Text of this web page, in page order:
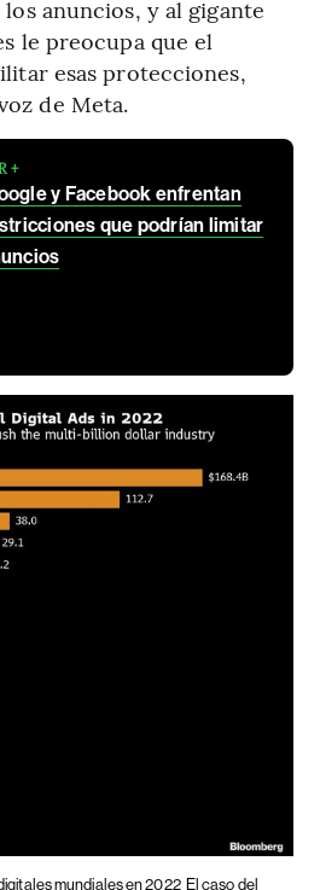
anuncios, y al gigante
le preocupa que el
esas protecciones,
de Meta.
+
y Facebook enfrentan
que podrían limitar
mundiales en 2022 El caso del